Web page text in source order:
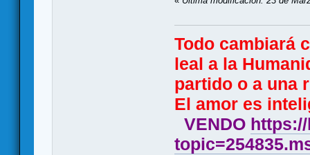
Todo cambiará
leal a la
partido o a una
El amor es
VENDO